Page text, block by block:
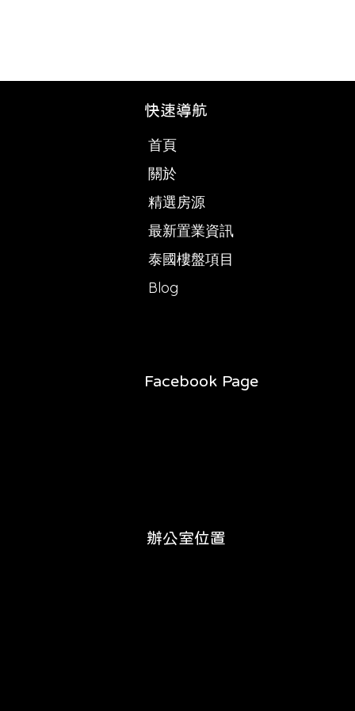
快速導航
首頁
關於
精選房源
最新置業資訊
泰國樓盤項目
Blog
Facebook Page
辦公室位置